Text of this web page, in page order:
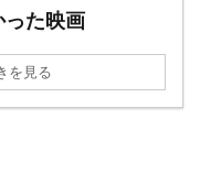
った映画
を見る